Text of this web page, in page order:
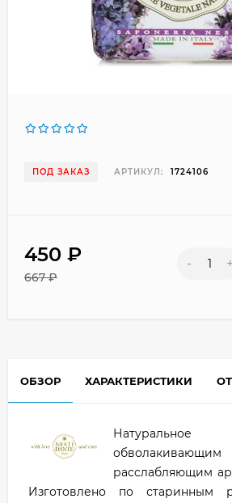
ПОД ЗАКАЗ АРТИКУЛ: 1724106
450 ₽
667₽
- +
ОБЗОР ХАРАКТЕРИСТИКИ
расслабляющим
Изготовлено по старинным